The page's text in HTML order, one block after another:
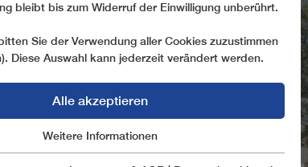
bleibt bis zum Widerruf der Einwilligung unberührt.
Sie der Verwendung aller Cookies zuzustimmen
Diese Auswahl kann jederzeit verändert werden.
Alle akzeptieren
Marketing
Weitere Informationen